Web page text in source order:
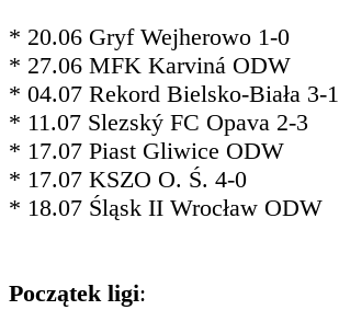
* 20.06 Gryf Wejherowo 1-0
* 27.06 MFK Karviná ODW
* 04.07 Rekord Bielsko-Biała 3-1
* 11.07 Slezský FC Opava 2-3
* 17.07 Piast Gliwice ODW
* 17.07 KSZO O. Ś. 4-0
* 18.07 Śląsk II Wrocław ODW
Początek ligi: